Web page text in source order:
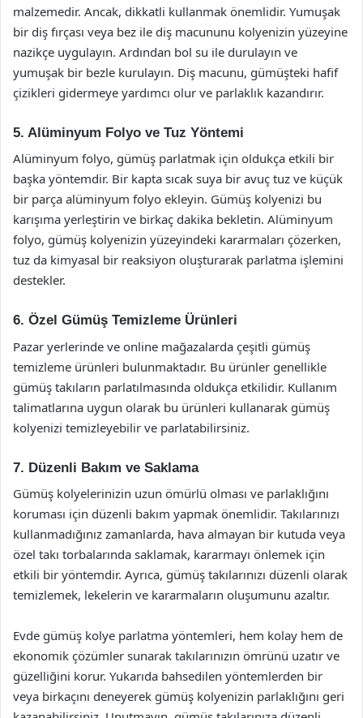
malzemedir. Ancak, dikkatli kullanmak önemlidir. Yumuşak
bir diş fırçası veya bez ile diş macununu kolyenizin yüzeyine
nazikçe uygulayın. Ardından bol su ile durulayın ve
yumuşak bir bezle kurulayın. Diş macunu, gümüşteki hafif
çizikleri gidermeye yardımcı olur ve parlaklık kazandırır.
5. Alüminyum Folyo ve Tuz Yöntemi
Alüminyum folyo, gümüş parlatmak için oldukça etkili bir
başka yöntemdir. Bir kapta sıcak suya bir avuç tuz ve küçük
bir parça alüminyum folyo ekleyin. Gümüş kolyenizi bu
karışıma yerleştirin ve birkaç dakika bekletin. Alüminyum
folyo, gümüş kolyenizin yüzeyindeki kararmaları çözerken,
tuz da kimyasal bir reaksiyon oluşturarak parlatma işlemini
destekler.
6. Özel Gümüş Temizleme Ürünleri
Pazar yerlerinde ve online mağazalarda çeşitli gümüş
temizleme ürünleri bulunmaktadır. Bu ürünler genellikle
gümüş takıların parlatılmasında oldukça etkilidir. Kullanım
talimatlarına uygun olarak bu ürünleri kullanarak gümüş
kolyenizi temizleyebilir ve parlatabilirsiniz.
7. Düzenli Bakım ve Saklama
Gümüş kolyelerinizin uzun ömürlü olması ve parlaklığını
koruması için düzenli bakım yapmak önemlidir. Takılarınızı
kullanmadığınız zamanlarda, hava almayan bir kutuda veya
özel takı torbalarında saklamak, kararmayı önlemek için
etkili bir yöntemdir. Ayrıca, gümüş takılarınızı düzenli olarak
temizlemek, lekelerin ve kararmaların oluşumunu azaltır.
Evde gümüş kolye parlatma yöntemleri, hem kolay hem de
ekonomik çözümler sunarak takılarınızın ömrünü uzatır ve
güzelliğini korur. Yukarıda bahsedilen yöntemlerden bir
veya birkaçını deneyerek gümüş kolyenizin parlaklığını geri